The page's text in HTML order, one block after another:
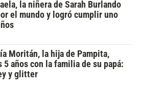
la niñera de Sarah Burlando
el mundo y logró cumplir uno
Moritán, la hija de Pampita,
5 años con la familia de su papá:
y glitter